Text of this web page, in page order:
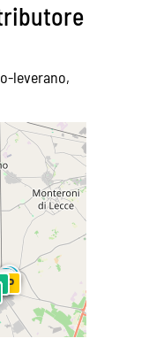
leverano,
⛽
⛽
P